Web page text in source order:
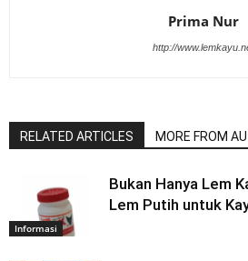
Prima Nur
http://
RELATED ARTICLES MORE FROM
Informasi
Bukan Hanya Lem
Lem Putih untuk